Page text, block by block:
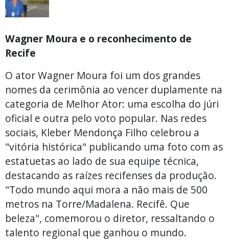
Wagner Moura e o reconhecimento de
Recife
O ator Wagner Moura foi um dos grandes
nomes da cerimônia ao vencer duplamente na
categoria de Melhor Ator: uma escolha do júri
oficial e outra pelo voto popular. Nas redes
sociais, Kleber Mendonça Filho celebrou a
"vitória histórica" publicando uma foto com as
estatuetas ao lado de sua equipe técnica,
destacando as raízes recifenses da produção.
"Todo mundo aqui mora a não mais de 500
metros na Torre/Madalena. Recifê. Que
beleza", comemorou o diretor, ressaltando o
talento regional que ganhou o mundo.